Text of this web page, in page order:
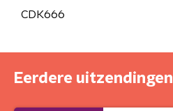
CDK666
Eerdere uitzendingen